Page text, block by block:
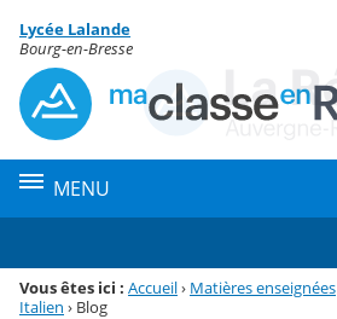
Menu de la rubrique
Contenu
Lycée Lalande
Bourg-en-Bresse
MENU
Vous êtes ici : Accueil› Matières enseignées
Italien › Blog